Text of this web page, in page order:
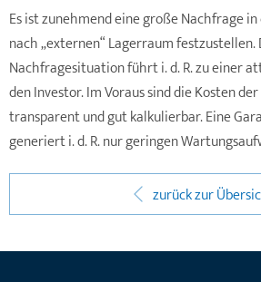
Es ist zunehmend eine große Nachfrage
nach „externen“ Lagerraum
Nachfragesituation führt i. d. R. zu einer
den Investor. Im Voraus sind die Kosten
transparent und gut kalkulierbar. Eine
generiert i. d. R. nur geringen
zurück zur